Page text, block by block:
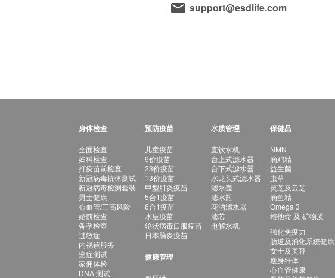
support@esdlife.com
身体检查
全面检查
妇科检查
打疫苗前检查
新冠病毒抗体测试
新冠病毒检测套装
男士健康
心血管/三高风险
婚前检查
备孕检查
过敏症
内视镜服务
癌症测试
家佣体检
DNA 测试
预防疫苗
儿童疫苗
9价疫苗
23价疫苗
13价疫苗
甲型肝炎疫苗
5合1疫苗
6合1疫苗
水痘疫苗
轮状病毒口服疫苗
日本脑炎疫苗
健康管理
水质管理
直饮水机
台上式滤水器
台下式滤水器
水龙头式滤水器
滤水壶
滤水瓶
花洒滤水器
滤芯
电解水机
保健品
NMN
滴鸡精
益生菌
虫草
灵芝及云芝
滴鱼精
Omega 3
维他命 及 矿物质
强化免疫力
肠道及消化系统健康
女士及美容
瘦身纤体
心血管健康